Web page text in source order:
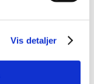
Vis detaljer